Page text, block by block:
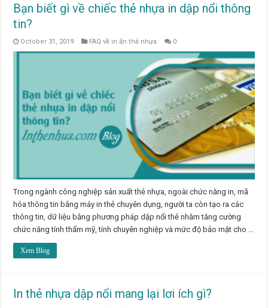
Bạn biết gì về chiếc thẻ nhựa in dập nổi thông
tin?
October 31, 2019 FAQ về in ấn thẻ nhựa 0
Trong ngành công nghiệp sản xuất thẻ nhựa, ngoài chức năng in, mã
hóa thông tin bằng máy in thẻ chuyên dụng, người ta còn tạo ra các
thông tin, dữ liệu bằng phương pháp dập nổi thẻ nhằm tăng cường
chức năng tính thẩm mỹ, tính chuyên nghiệp và mức độ bảo mật cho …
Xem Blog
In thẻ nhựa dập nổi mang lại lơi ích gì?